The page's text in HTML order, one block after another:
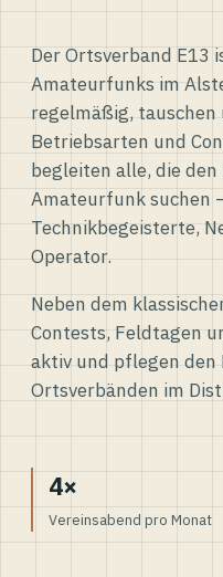
Der Ortsverband E13
Amateurfunks im
regelmäßig, tauschen
Betriebsarten und
begleiten alle, die
Amateurfunk suchen
Technikbegeisterte,
Operator.
Neben dem
Contests, Feldtagen
aktiv und pflegen
Ortsverbänden im
4×
Vereinsabend pro Monat